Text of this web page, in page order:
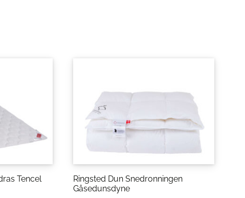
Tencel
Ringsted Dun Snedronningen
Gåsedunsdyne